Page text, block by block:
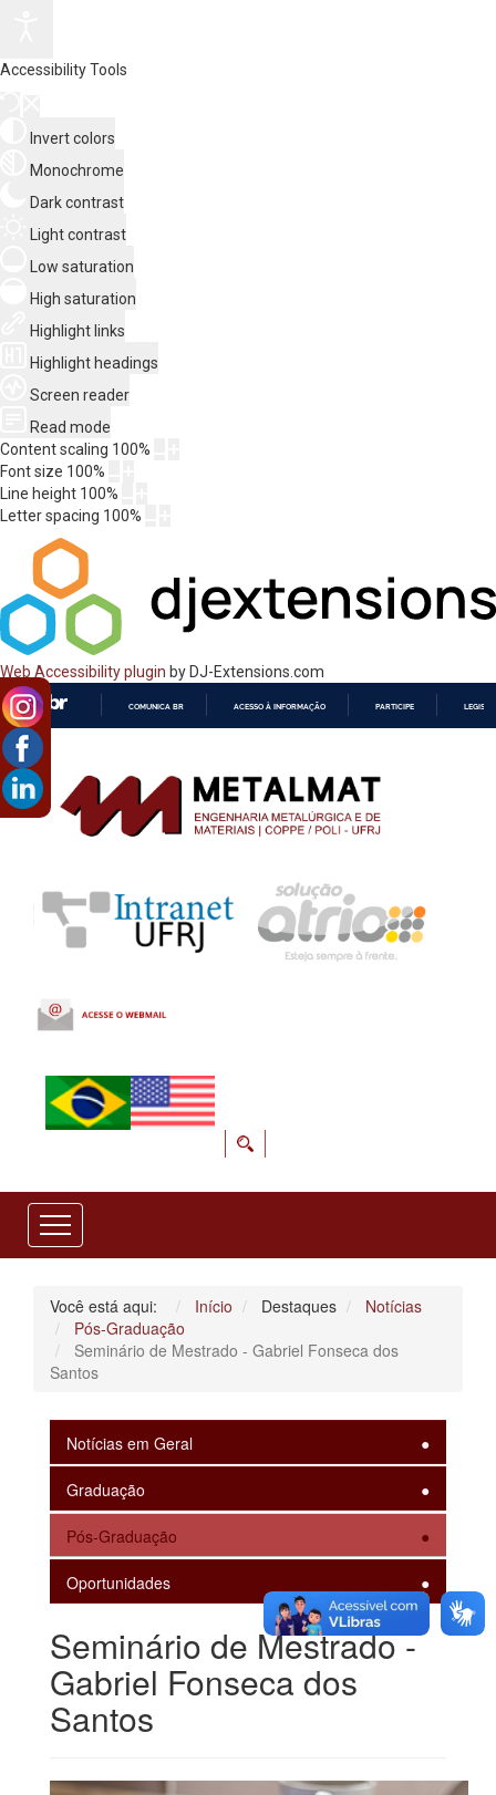
Accessibility Tools
Invert colors
Monochrome
Dark contrast
Light contrast
Low saturation
High saturation
Highlight links
Highlight headings
Screen reader
Read mode
Content scaling 100%
Font size 100%
Line height 100%
Letter spacing 100%
Web Accessibility plugin by DJ-Extensions.com
CONTEÚDO
COMUNICA BR ACESSO À INFORMAÇÃO PARTICIPE
Você está aqui: Início Destaques
Notícias
Pós-Graduação
Seminário de Mestrado - Gabriel Fonseca dos
Santos
Notícias em Geral
Graduação
Pós-Graduação
Oportunidades
Seminário de Mestrado -
Gabriel Fonseca dos
Santos